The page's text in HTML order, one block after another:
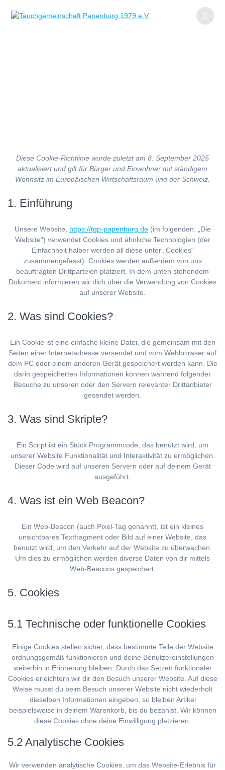
Inhalt
Diese Cookie-Richtlinie wurde zuletzt am 8. September 2025
aktualisiert und gilt für Bürger und Einwohner mit ständigem
Wohnsitz im Europäischen Wirtschaftsraum und der Schweiz.
1. Einführung
Unsere Website, https://tgp-papenburg.de(im folgenden: „Die
Website“) verwendet Cookies und ähnliche Technologien (der
Einfachheit halber werden all diese unter „Cookies“
zusammengefasst). Cookies werden außerdem von uns
beauftragten Drittparteien platziert. In dem unten stehendem
Dokument informieren wir dich über die Verwendung von Cookies
auf unserer Website.
2. Was sind Cookies?
Ein Cookie ist eine einfache kleine Datei, die gemeinsam mit den
Seiten einer Internetadresse versendet und vom Webbrowser auf
dem PC oder einem anderen Gerät gespeichert werden kann. Die
darin gespeicherten Informationen können während folgender
Besuche zu unseren oder den Servern relevanter Drittanbieter
gesendet werden.
3. Was sind Skripte?
Ein Script ist ein Stück Programmcode, das benutzt wird, um
unserer Website Funktionalität und Interaktivität zu ermöglichen.
Dieser Code wird auf unseren Servern oder auf deinem Gerät
ausgeführt.
4. Was ist ein Web Beacon?
Ein Web-Beacon (auch Pixel-Tag genannt), ist ein kleines
unsichtbares Textfragment oder Bild auf einer Website, das
benutzt wird, um den Verkehr auf der Website zu überwachen.
Um dies zu ermöglichen werden diverse Daten von dir mittels
Web-Beacons gespeichert.
5. Cookies
5.1 Technische oder funktionelle Cookies
Einige Cookies stellen sicher, dass bestimmte Teile der Website
ordnungsgemäß funktionieren und deine Benutzereinstellungen
weiterhin in Erinnerung bleiben. Durch das Setzen funktionaler
Cookies erleichtern wir dir den Besuch unserer Website. Auf diese
Weise musst du beim Besuch unserer Website nicht wiederholt
dieselben Informationen eingeben, so bleiben Artikel
beispielsweise in deinem Warenkorb, bis du bezahlst. Wir können
diese Cookies ohne deine Einwilligung platzieren.
5.2 Analytische Cookies
Wir verwenden analytische Cookies, um das Website-Erlebnis für